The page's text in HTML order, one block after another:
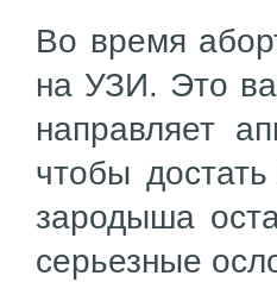
Во время
на УЗИ. Это
направляет
чтобы
зародыша
серьезные